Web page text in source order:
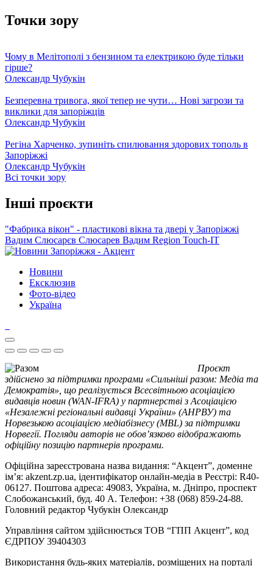
Точки зору
Чому в Мелітополі з бензином та електрикою буде тільки
гірше?
Олександр Чубукін
Безперевна тривога, якої тепер не чути… Нові загрози та
виклики для запоріжців
Олександр Чубукін
Регіна Харченко, зупиніть спилювання здорових тополь в
Запоріжжі
Олександр Чубукін
Всі точки зору
Інші проєкти
"Фабрика вікон" - пластикові вікна та двері у Запоріжжі
Вадим Слюсарєв Слюсарев Вадим Region Touch-IT
Новини
Ексклюзив
Фото-відео
Україна
Проєкт
здійснено за підтримки програми «Сильніші разом: Медіа та
Демократія», що реалізується Всесвітньою асоціацією
видавців новин (WAN-IFRA) у партнерстві з Асоціацією
«Незалежні регіональні видавці України» (АНРВУ) та
Норвезькою асоціацією медіабізнесу (MBL) за підтримки
Норвегії. Погляди авторів не обов’язково відображають
офіційну позицію партнерів програми.
Офіційна зареєстрована назва видання: “Акцент”, доменне
ім’я: akzent.zp.ua, ідентифікатор онлайн-медіа в Реєстрі: R40-
06127. Поштова адреса: 49083, Україна, м. Дніпро, проспект
Слобожанський, буд. 40 А. Телефон: +38 (068) 859-24-88.
Головний редактор Чубукін Олександр
Управління сайтом здійснюється ТОВ “ГПП Акцент”, код
ЄДРПОУ 39404303
Використання будь-яких матеріалів, розміщених на порталі